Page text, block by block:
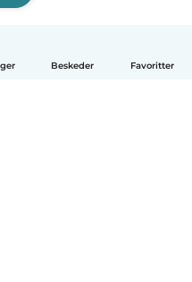
Beskeder Favoritter